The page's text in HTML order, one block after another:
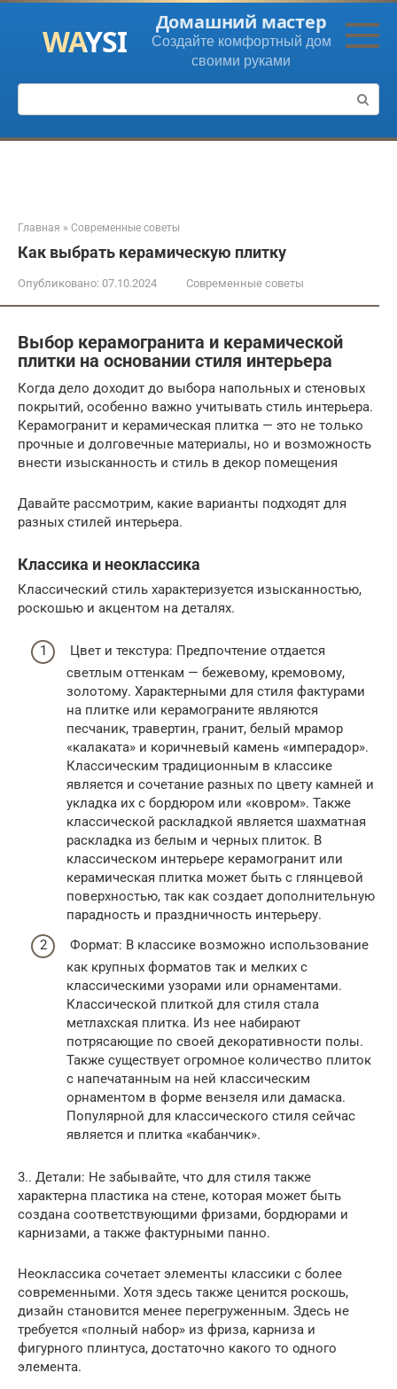
Перейти
контенту
Домашний мастер
Создайте комфортный дом
своими руками
Поиск:
Главная » Современные советы
Как выбрать керамическую плитку
Опубликовано: 07.10.2024 Современные советы
Выбор керамогранита и керамической
плитки на основании стиля интерьера
Когда дело доходит до выбора напольных и стеновых
покрытий, особенно важно учитывать стиль интерьера.
Керамогранит и керамическая плитка — это не только
прочные и долговечные материалы, но и возможность
внести изысканность и стиль в декор помещения
Давайте рассмотрим, какие варианты подходят для
разных стилей интерьера.
Классика и неоклассика
Классический стиль характеризуется изысканностью,
роскошью и акцентом на деталях.
Цвет и текстура: Предпочтение отдается
светлым оттенкам — бежевому, кремовому,
золотому. Характерными для стиля фактурами
на плитке или керамограните являются
песчаник, травертин, гранит, белый мрамор
«калаката» и коричневый камень «имперадор».
Классическим традиционным в классике
является и сочетание разных по цвету камней и
укладка их с бордюром или «ковром». Также
классической раскладкой является шахматная
раскладка из белым и черных плиток. В
классическом интерьере керамогранит или
керамическая плитка может быть с глянцевой
поверхностью, так как создает дополнительную
парадность и праздничность интерьеру.
Формат: В классике возможно использование
как крупных форматов так и мелких с
классическими узорами или орнаментами.
Классической плиткой для стиля стала
метлахская плитка. Из нее набирают
потрясающие по своей декоративности полы.
Также существует огромное количество плиток
с напечатанным на ней классическим
орнаментом в форме вензеля или дамаска.
Популярной для классического стиля сейчас
является и плитка «кабанчик».
3.. Детали: Не забывайте, что для стиля также
характерна пластика на стене, которая может быть
создана соответствующими фризами, бордюрами и
карнизами, а также фактурными панно.
Неоклассика сочетает элементы классики с более
современными. Хотя здесь также ценится роскошь,
дизайн становится менее перегруженным. Здесь не
требуется «полный набор» из фриза, карниза и
фигурного плинтуса, достаточно какого то одного
элемента.